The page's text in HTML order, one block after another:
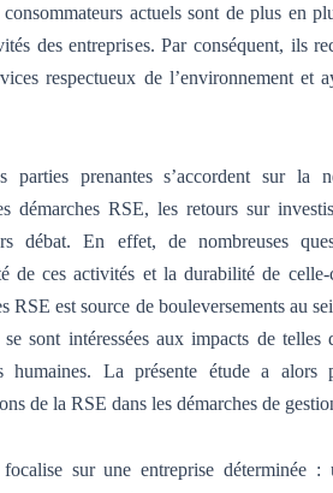
actuels sont de plus en
des entreprises. Par conséquent, ils
respectueux de l’environnement et
parties prenantes s’accordent sur la
démarches RSE, les retours sur
débat. En effet, de nombreuses
de ces activités et la durabilité de celle-
RSE est source de bouleversements au
sont intéressées aux impacts de telles
humaines. La présente étude a
de la RSE dans les démarches de
sur une entreprise déterminée :